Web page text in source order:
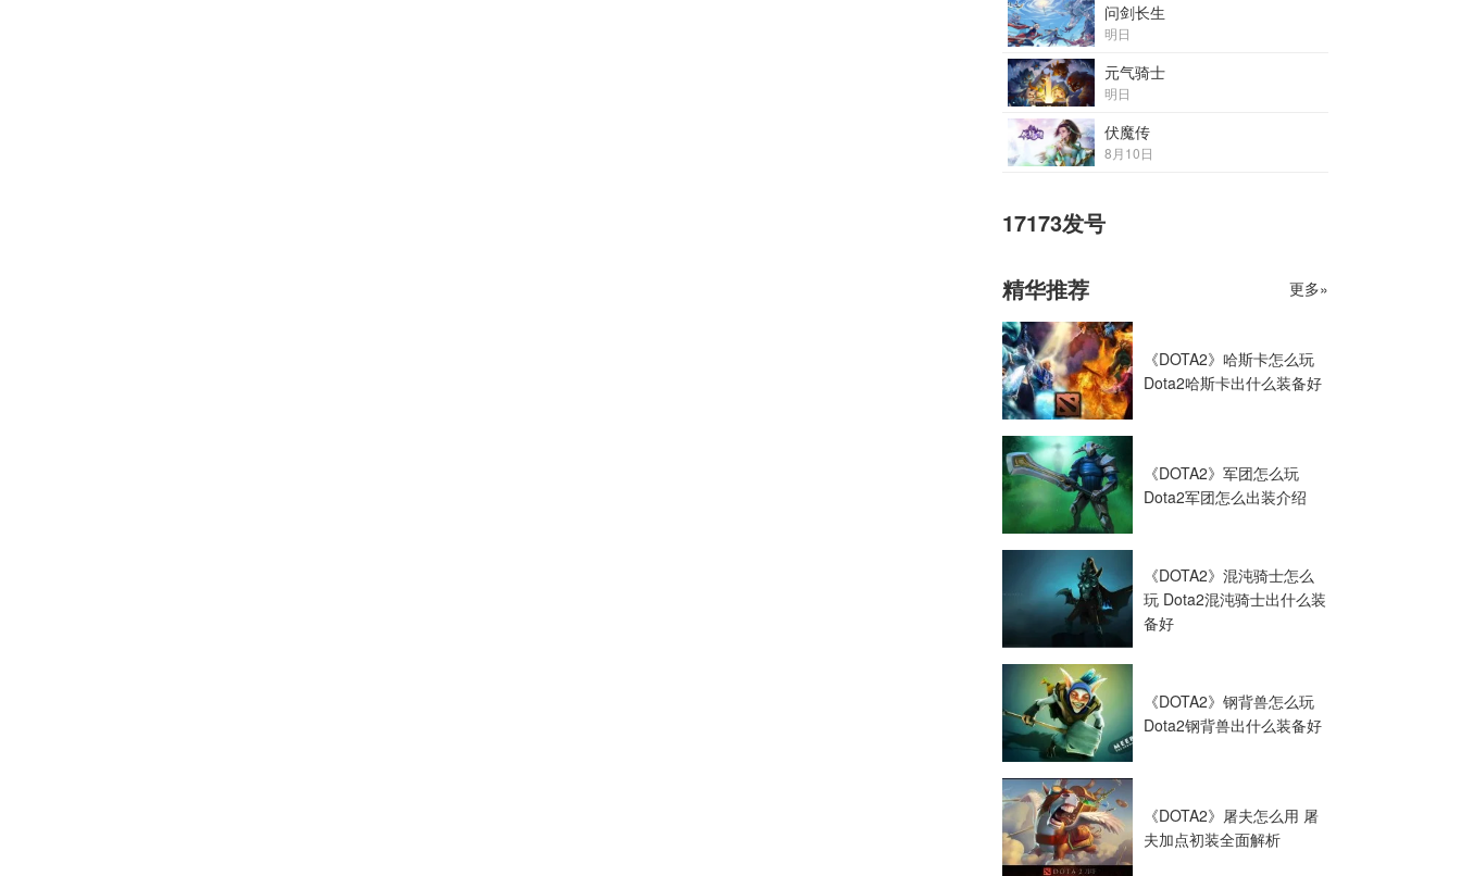
问剑长生
明日
元气骑士
明日
伏魔传
8月10日
17173发号
精华推荐 更多»
《DOTA2》哈斯卡怎么玩
Dota2哈斯卡出什么装备好
《DOTA2》军团怎么玩
Dota2军团怎么出装介绍
《DOTA2》混沌骑士怎么
玩 Dota2混沌骑士出什么装
备好
《DOTA2》钢背兽怎么玩
Dota2钢背兽出什么装备好
《DOTA2》屠夫怎么用 屠
夫加点初装全面解析